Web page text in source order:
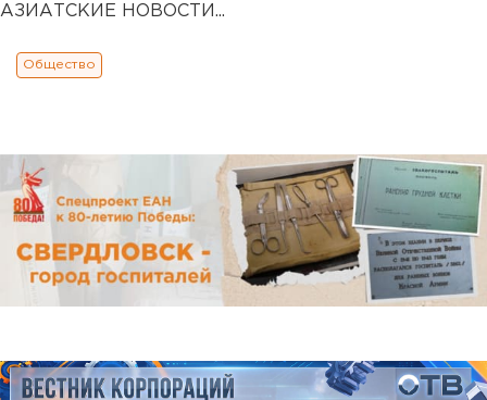
АЗИАТСКИЕ НОВОСТИ...
Общество